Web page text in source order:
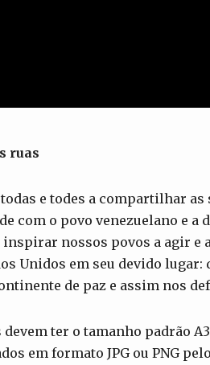
ruas
e todes a compartilhar as
com o povo venezuelano e a
nossos povos a agir e
Unidos em seu devido lugar:
de paz e assim nos
ter o tamanho padrão
em formato JPG ou PNG